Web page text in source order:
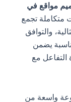
مواقع في
تجمع
والتوافق
يضمن
مع
واسعة من